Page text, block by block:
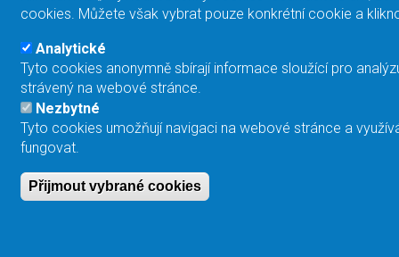
cookies. Můžete však vybrat pouze konkrétní cookie a
Analytické
Tyto cookies anonymně sbírají informace sloužící pro
strávený na webové stránce.
Nezbytné
Tyto cookies umožňují navigaci na webové stránce a
fungovat.
Přijmout vybrané cookies